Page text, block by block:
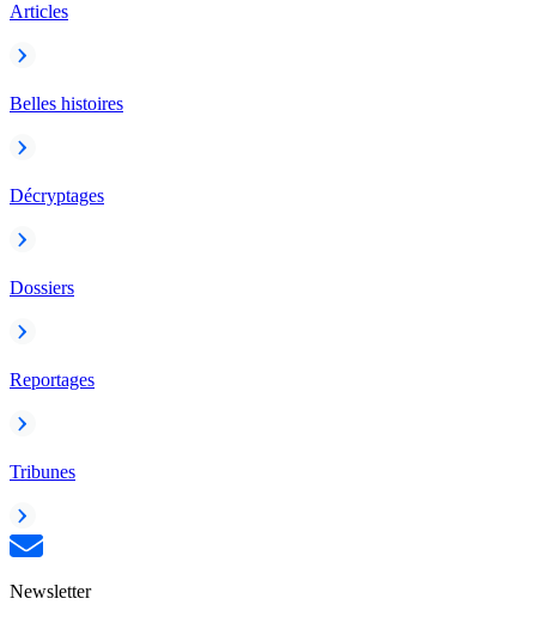
Articles
Belles histoires
Décryptages
Dossiers
Reportages
Tribunes
Newsletter